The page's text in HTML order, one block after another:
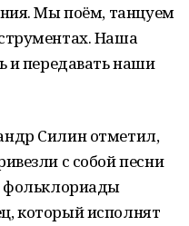
Мы поём, танцуем
Наша
и передавать наши
Силин отметил,
с собой песни
фольклориады
который исполнят